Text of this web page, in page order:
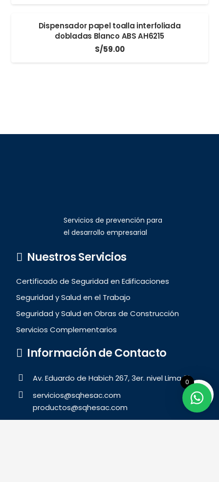
Dispensador papel toalla interfoliada
dobladas Blanco ABS AH6215
S/59.00
Servicios de prevención para
el desarrollo empresarial
Nuestros Servicios
Certificado de Seguridad en Edificaciones
Seguridad y Salud en el Trabajo
Seguridad y Salud en Obras de Construcción
Servicios Complementarios
Información de Contacto
Av. Eduardo de Habich 267, 3er. nivel Lima 31
servicios@sqhesac.com
productos@sqhesac.com
0